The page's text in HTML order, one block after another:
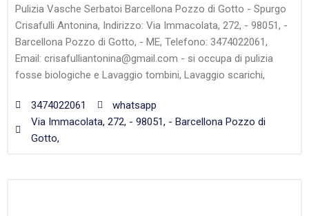
Pulizia Vasche Serbatoi Barcellona Pozzo di Gotto - Spurgo
Crisafulli Antonina, Indirizzo: Via Immacolata, 272, - 98051, -
Barcellona Pozzo di Gotto, - ME, Telefono: 3474022061,
Email: crisafulliantonina@gmail.com - si occupa di pulizia
fosse biologiche e Lavaggio tombini, Lavaggio scarichi,
3474022061
whatsapp
Via Immacolata, 272, - 98051, - Barcellona Pozzo di
Gotto,